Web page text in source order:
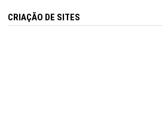
CRIAÇÃO DE SITES